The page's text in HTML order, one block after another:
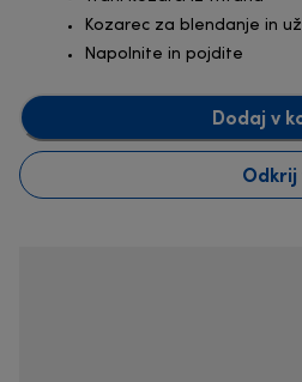
Kozarec za blendanje in
Napolnite in pojdite
Dodaj v
Odkrij